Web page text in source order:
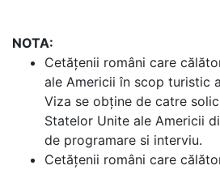
8. New Orleans, Louisiana
NOTA:
Cetăţenii români care
ale Americii în scop turistic
Viza se obține de catre
Statelor Unite ale Americii
de programare si interviu.
Cetăţenii români care